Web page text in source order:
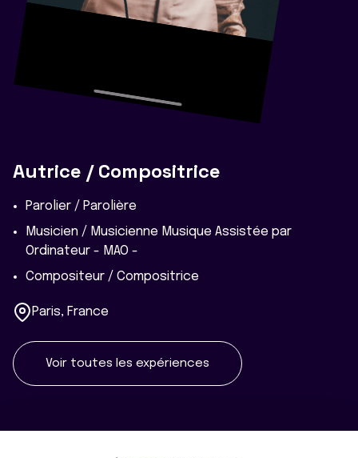
Autrice / Compositrice
Parolier / Parolière
Musicien / Musicienne Musique Assistée par
Ordinateur - MAO -
Compositeur / Compositrice
Paris, France
Voir toutes les expériences